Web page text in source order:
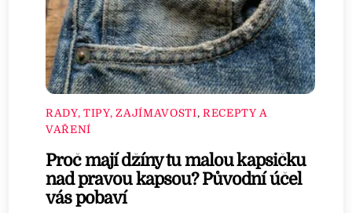
RADY, TIPY, ZAJÍMAVOSTI, RECEPTY A
VAŘENÍ
Proč mají džíny tu malou kapsičku
nad pravou kapsou? Původní účel
vás pobaví